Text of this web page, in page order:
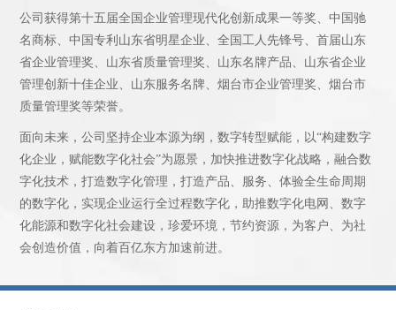
公司获得第十五届全国企业管理现代化创新成果一等奖、中国驰
名商标、中国专利山东省明星企业、全国工人先锋号、首届山东
省企业管理奖、山东省质量管理奖、山东名牌产品、山东省企业
管理创新十佳企业、山东服务名牌、烟台市企业管理奖、烟台市
质量管理奖等荣誉。
面向未来，公司坚持企业本源为纲，数字转型赋能，以“构建数字
化企业，赋能数字化社会”为愿景，加快推进数字化战略，融合数
字化技术，打造数字化管理，打造产品、服务、体验全生命周期
的数字化，实现企业运行全过程数字化，助推数字化电网、数字
化能源和数字化社会建设，珍爱环境，节约资源，为客户、为社
会创造价值，向着百亿东方加速前进。